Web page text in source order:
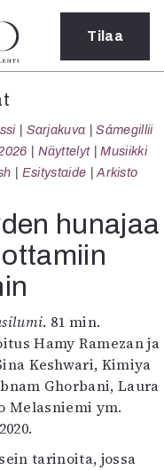
Tilaa
Sarjakuva
Sámegillii
Näyttelyt
Musiikki
Esitystaide Arkisto
hunajaa
. 81 min.
Hamy Ramezan ja
Keshwari, Kimiya
Ghorbani, Laura
Melasniemi ym.
tarinoita, jossa